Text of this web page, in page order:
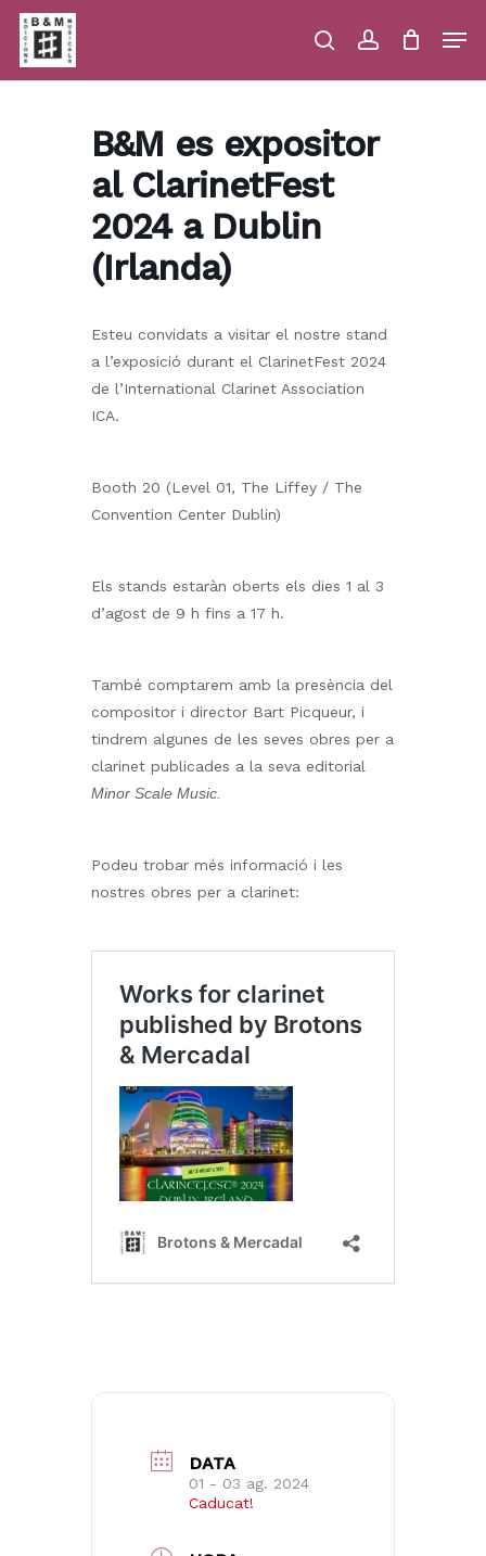
Skip
main
content
searchaccount
Close
B&M es expositor
al ClarinetFest
2024 a Dublin
(Irlanda)
Esteu convidats a visitar el nostre stand
a l’exposició durant el ClarinetFest 2024
de l’International Clarinet Association
ICA.
Booth 20 (Level 01, The Liffey / The
Convention Center Dublin)
Els stands estaràn oberts els dies 1 al 3
d’agost de 9 h fins a 17 h.
També comptarem amb la presència del
compositor i director Bart Picqueur, i
tindrem algunes de les seves obres per a
clarinet publicades a la seva editorial
Minor Scale Music.
Podeu trobar més informació i les
nostres obres per a clarinet:
DATA
01 - 03 ag. 2024
Caducat!
Menu